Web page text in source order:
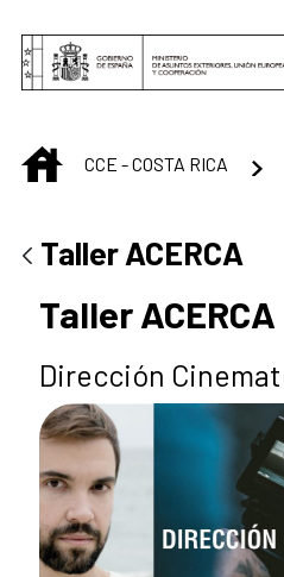
INICIO
CCE - COSTA RICA
Taller ACERCA
Taller ACERCA
Dirección